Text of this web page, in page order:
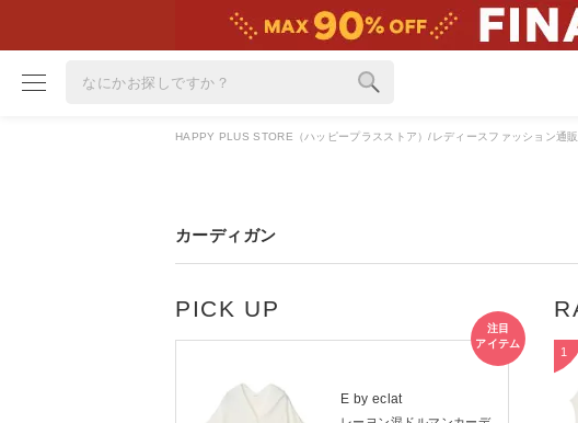
雑誌掲載アイテム
HAPPY PLUS STORE（ハッピープラスストア） レディースファッション通販
カーディガン
E by eclat